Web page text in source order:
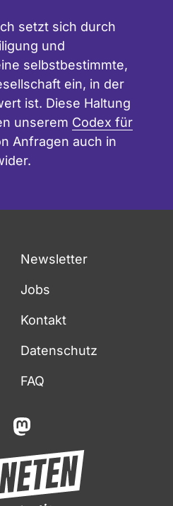
setzt sich durch
und
selbstbestimmte,
ein, in der
ist. Diese Haltung
unserem Codex für
Anfragen auch in
Newsletter
Jobs
Kontakt
Datenschutz
FAQ
mastodon